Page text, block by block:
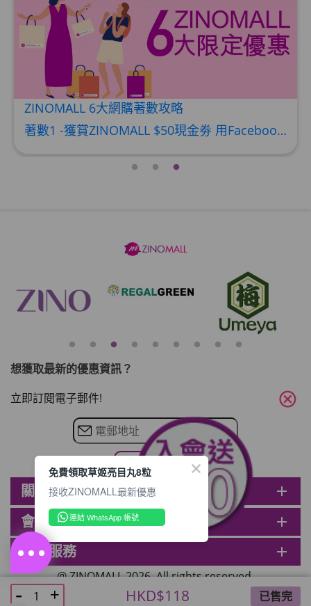
HKD$118 已售完
著數攻略
著數1 -獲賞ZINOMALL $50現金劵 用Facebook或Email 成功登記做ZINOMALL網購會員，$50現金劵會自動加入閣下ZINOMALL的賬戶，單次購物滿$350，網上付款時即可使用$50優惠劵，只可使用一次。 著數2- 新會員購物滿$680(折實)即減$80, 再送豐富迎新禮物 【迎新禮物優惠劵】會自動加入閣下ZINOMALL的賬戶，新會員單次購物滿$680(折實)，網上付款時使用優惠劵，即減$80及送神秘迎新禮物。 著數3- 新會員購物滿$1088(折實)即減$150, 再送
想獲取最新的優惠資訊？
立即訂閱電子郵件!
關於ZINOMALL add
會員 add
客戶服務 add
@ ZINOMALL 2026. All rights reserved.
cancel
免費領取草姬亮目丸8粒
接收ZINOMALL最新優惠
連結 WhatsApp 帳號